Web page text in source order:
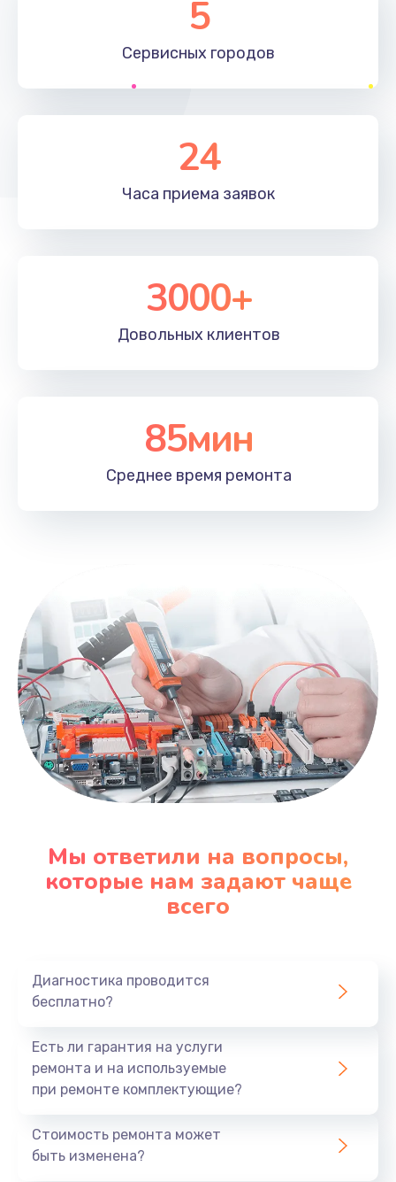
5
Сервисных городов
24
Часа приема заявок
3000+
Довольных клиентов
85мин
Среднее время ремонта
Мы ответили на вопросы,
которые нам задают чаще
всего
Диагностика проводится
бесплатно?
Есть ли гарантия на услуги
ремонта и на используемые
при ремонте комплектующие?
Стоимость ремонта может
быть изменена?